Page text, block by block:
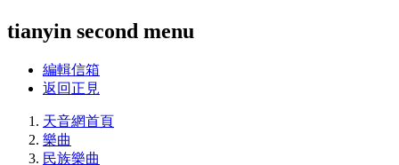
tianyin second menu
編輯信箱
返回正見
天音網首頁
樂曲
民族樂曲